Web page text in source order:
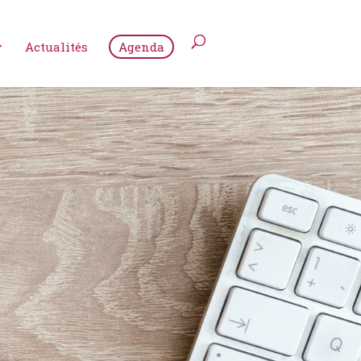
Actualités Agenda